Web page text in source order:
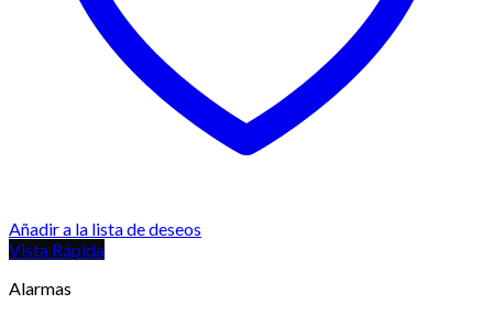
Añadir a la lista de deseos
Vista Rápida
Alarmas